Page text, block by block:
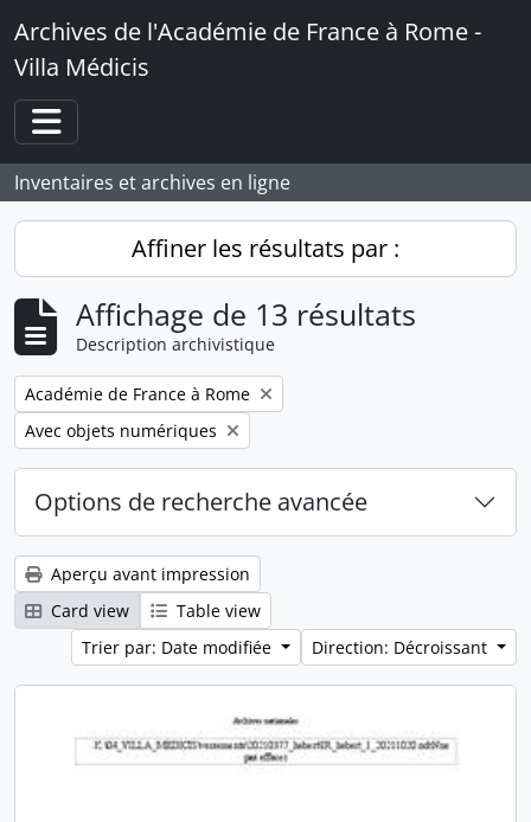
Skip to main content
Archives de l'Académie de France à Rome -
Villa Médicis
Toggle navigation
Inventaires et archives en ligne
Affiner les résultats par :
Affichage de 13 résultats
Description archivistique
Remove filter:
Académie de France à Rome
Remove filter:
Avec objets numériques
Options de recherche avancée
Aperçu avant impression
Card view
Table view
Trier par: Date modifiée
Direction: Décroissant